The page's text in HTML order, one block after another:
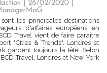
| 26/02/2020
les principales destinations
d'affaires européens en
Travel vient de faire paraître
"Cities & Trends". Londres et
gardent toujours la tête. Selon
Travel, Londres et New York